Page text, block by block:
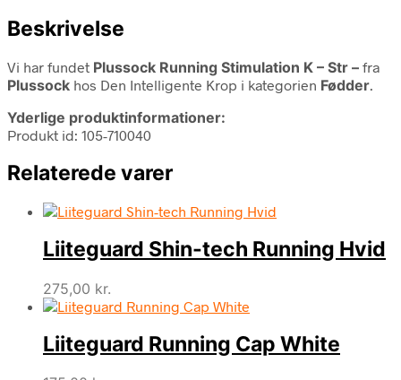
Beskrivelse
Vi har fundet Plussock Running Stimulation K – Str – fra
Plussock hos Den Intelligente Krop i kategorien Fødder.
Yderlige produktinformationer:
Produkt id: 105-710040
Relaterede varer
Liiteguard Shin-tech Running Hvid
275,00 kr.
Liiteguard Running Cap White